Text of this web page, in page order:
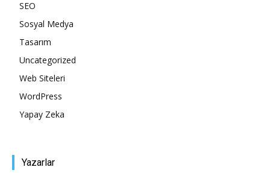
SEO
Sosyal Medya
Tasarım
Uncategorized
Web Siteleri
WordPress
Yapay Zeka
Yazarlar